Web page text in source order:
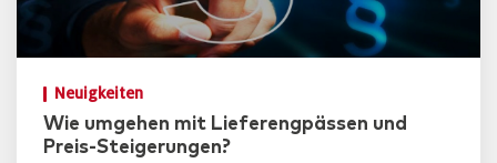
Neuigkeiten
Wie umgehen mit Lieferengpässen und
Preis-Steigerungen?